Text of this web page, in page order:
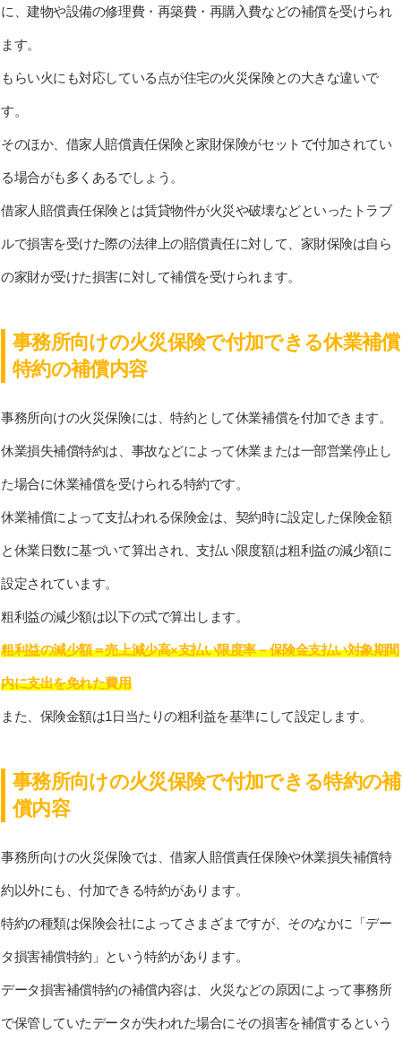
に、建物や設備の修理費・再築費・再購入費などの補償を受けられ
ます。
もらい火にも対応している点が住宅の火災保険との大きな違いで
す。
そのほか、借家人賠償責任保険と家財保険がセットで付加されてい
る場合がも多くあるでしょう。
借家人賠償責任保険とは賃貸物件が火災や破壊などといったトラブ
ルで損害を受けた際の法律上の賠償責任に対して、家財保険は自ら
の家財が受けた損害に対して補償を受けられます。
事務所向けの火災保険で付加できる休業補償
特約の補償内容
事務所向けの火災保険には、特約として休業補償を付加できます。
休業損失補償特約は、事故などによって休業または一部営業停止し
た場合に休業補償を受けられる特約です。
休業補償によって支払われる保険金は、契約時に設定した保険金額
と休業日数に基づいて算出され、支払い限度額は粗利益の減少額に
設定されています。
粗利益の減少額は以下の式で算出します。
粗利益の減少額＝売上減少高×支払い限度率－保険金支払い対象期間
内に支出を免れた費用
また、保険金額は1日当たりの粗利益を基準にして設定します。
事務所向けの火災保険で付加できる特約の補
償内容
事務所向けの火災保険では、借家人賠償責任保険や休業損失補償特
約以外にも、付加できる特約があります。
特約の種類は保険会社によってさまざまですが、そのなかに「デー
タ損害補償特約」という特約があります。
データ損害補償特約の補償内容は、火災などの原因によって事務所
で保管していたデータが失われた場合にその損害を補償するという